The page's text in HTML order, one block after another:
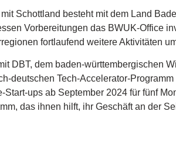
Schottland besteht mit dem Land
Vorbereitungen das BWUK-Office
fortlaufend weitere Aktivitäten
DBT, dem baden-württembergischen
deutschen Tech-Accelerator-
ups ab September 2024 für fünf
das ihnen hilft, ihr Geschäft an der